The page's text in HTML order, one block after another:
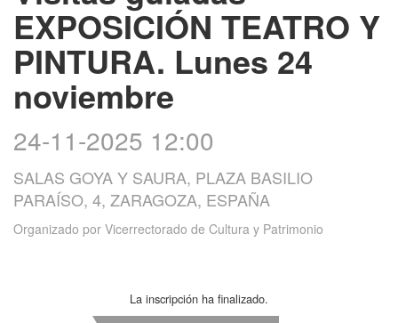
EXPOSICIÓN TEATRO Y
PINTURA. Lunes 24
noviembre
24-11-2025 12:00
SALAS GOYA Y SAURA, PLAZA BASILIO
PARAÍSO, 4, ZARAGOZA, ESPAÑA
Organizado por Vicerrectorado de Cultura y Patrimonio
La inscripción ha finalizado.